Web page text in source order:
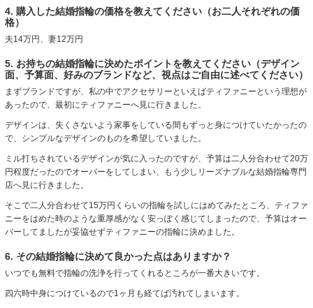
4. 購入した結婚指輪の価格を教えてください（お二人それぞれの価
格）
夫14万円、妻12万円
5. お持ちの結婚指輪に決めたポイントを教えてください（デザイン
面、予算面、好みのブランドなど、視点はご自由に述べてください）
まずブランドですが、私の中でアクセサリーといえばティファニーという理想が
あったので、最初にティファニーへ見に行きました。
デザインは、失くさないよう家事をしている間もずっと身につけていたかったの
で、シンプルなデザインのものを希望していました。
ミル打ちされているデザインが気に入ったのですが、予算は二人分合わせて20万
円程度だったのでオーバーをしてしまい、もう少しリーズナブルな結婚指輪専門
店へ見に行きました。
そこで二人分合わせて15万円くらいの指輪を試しにはめてみたところ、ティファ
ニーをはめた時のような重厚感がなく安っぽく感じてしまったので、予算はオー
バーしてましたが妥協せずティファニーの指輪に決めました。
6. その結婚指輪に決めて良かった点はありますか？
いつでも無料で指輪の洗浄を行ってくれるところが一番大きいです。
四六時中身につけているので1ヶ月も経てば汚れてしまいます。